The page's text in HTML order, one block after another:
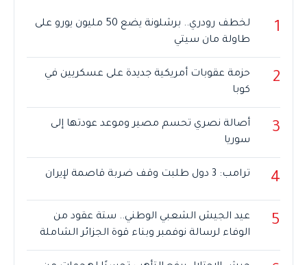
1
لخطف رودري.. برشلونة يضع 50 مليون يورو على
طاولة مان سيتي
2
حزمة عقوبات أمريكية جديدة على عسكريين في
كوبا
3
أصالة نصري تحسم مصير وموعد عودتها إلى
سوريا
4 ترامب: 3 دول طلبت وقف ضربة قاصمة لإيران
5
عيد الجيش الشعبي الوطني.. ستة عقود من
الوفاء لرسالة نوفمبر وبناء قوة الجزائر الشاملة